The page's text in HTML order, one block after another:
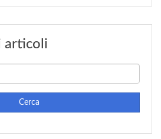
articoli
Cerca